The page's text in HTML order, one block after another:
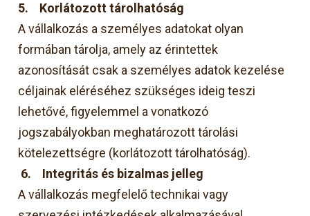
5. Korlátozott tárolhatóság
A vállalkozás a személyes adatokat olyan
formában tárolja, amely az érintettek
azonosítását csak a személyes adatok kezelése
céljainak eléréséhez szükséges ideig teszi
lehetővé, figyelemmel a vonatkozó
jogszabályokban meghatározott tárolási
kötelezettségre (korlátozott tárolhatóság).
6. Integritás és bizalmas jelleg
A vállalkozás megfelelő technikai vagy